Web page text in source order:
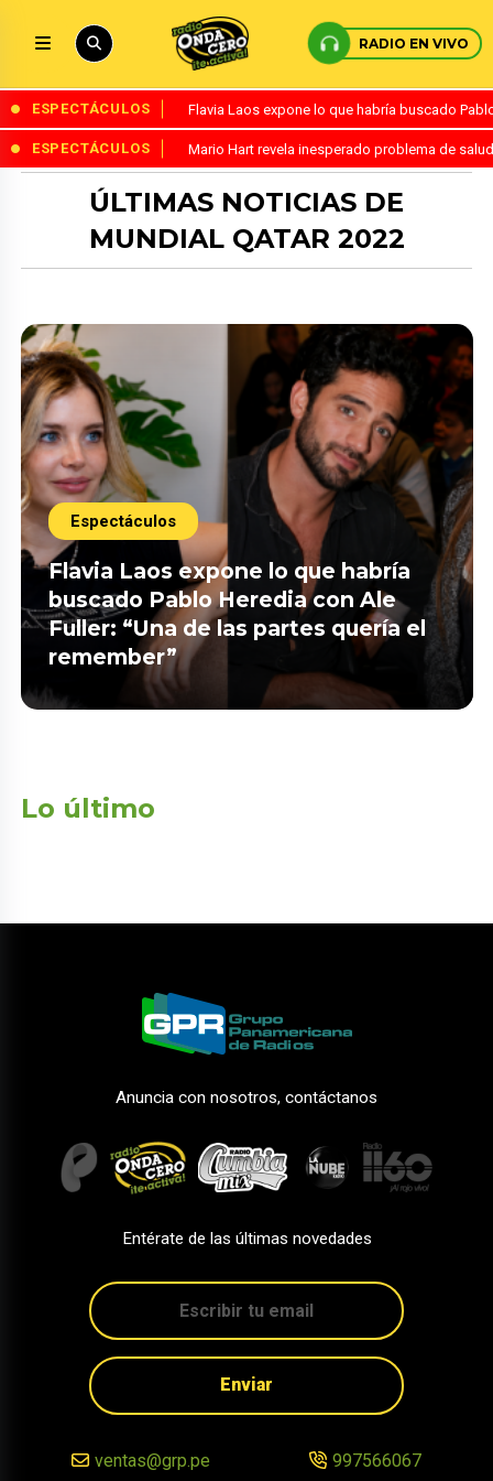
RADIO EN VIVO
ESPECTÁCULOS Flavia Laos expone lo que habría buscado
ESPECTÁCULOS Mario Hart revela inesperado problema de
ÚLTIMAS NOTICIAS DE
MUNDIAL QATAR 2022
Espectáculos
Flavia Laos expone lo que habría
buscado Pablo Heredia con Ale
Fuller: “Una de las partes quería el
remember”
Lo último
Anuncia con nosotros, contáctanos
Entérate de las últimas novedades
Enviar
ventas@grp.pe 997566067